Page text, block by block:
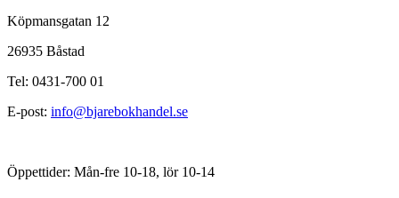
Köpmansgatan 12
26935 Båstad
Tel: 0431-700 01
E-post: info@bjarebokhandel.se
Öppettider: Mån-fre 10-18, lör 10-14